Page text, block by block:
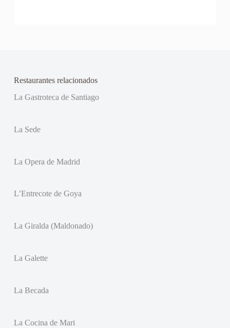
Restaurantes relacionados
La Gastroteca de Santiago
La Sede
La Opera de Madrid
L’Entrecote de Goya
La Giralda (Maldonado)
La Galette
La Becada
La Cocina de Mari